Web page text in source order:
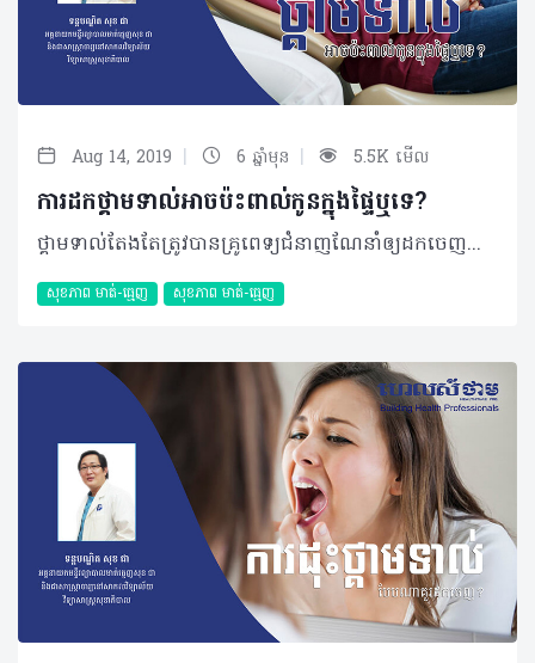
Aug 14, 2019 | 6 ឆ្នាំមុន | 5.5K មើល
ការដកថ្គាមទាល់អាចប៉ះពាល់កូនក្នុងផ្ទៃឬទេ?
ថ្គាមទាល់តែងតែត្រូវបានគ្រូពេទ្យជំនាញណែនាំឲ្យដកចេញជាដាច់ខាត ទោះបីជាមិនឈឺ ឬមានអាការៈឈឺចាប់យ៉ាងណាក៏ដោយ ប៉ុន្តែប្រសិនបើអ្នកកំពុងមានផ្ទៃពោះ ហើយកំពុងមានការឈឺចាប់ខ្លាំងវិញនោះ តើអ្នកគួរដកចេញដែរឬទេ? សំណួរ៖ ខ្ញុំមានអាយុ ២៥ឆ្នាំ ភេទស្រី អំឡុងពេលនេះខ្ញុំកំពុងមានផ្ទៃពោះប្រាំពីរខែហើយខ្ញុំឈឺថ្គាមទាល់ខ្លាំងណាស់។​ តើខ្ញុំអាចធ្វើការដកថ្គាមនេះចេញបានទេ? តើវាអាចប៉ះពាល់ដល់កូនក្នុងផ្ទៃទេ? ចម្លើយ៖ ក្នុងករណីដែលប្អូនឈឺថ្គាមទាល់ខ្លាំង ក្នុងអំឡុងពេលមានផ្ទៃពោះប្រាំពីរខែប្អូនគួរតែមកពិនិត្យ និងពិគ្រោះយោបល់ជាមួយទន្តបណ្ឌិតជំនាញ ព្រោះក្នុងករណីខ្លះទន្តបណ្ឌិតអាចមិនធ្វើការវះកាត់ភ្លាមៗនោះទេ ប៉ុន្តែទន្តបណ្ឌិតនឹងមានវិធីបន្ថយការឈឺចាប់ហើយរង់ចាំសម្រាលរួចរាល់ជាមុនសិនព្រោះថា ៣ខែដំបូងនៃការមានផ្ទៃពោះ ឬត្រីមាសដំបូងគឺជាដំណាក់កាលសំខាន់នៃការលូតលាស់របស់គភ៌។ យើងមិនអាចផ្តល់ដំបូន្មានក្នុងការដកធ្មេញក្នុងអំឡុងពេលនេះឡើយ ព្រោះឱសថមួយចំនួនធ្វើការរារាំងដល់ការលូតលាស់របស់ទារក។ រយៈពេលដែលមានសុវត្ថិភាពបំផុតសម្រាប់ការដកធ្មេញគឺត្រីមាសទី ២ចាប់ពី ៤ទៅ៦ខែ ព្រោះនេះគឺជាដំណាក់កាលដែលទារកកំពុងលូតលាស់ ដូច្នេះប្រសិនបើមានការចាំបាច់ក្នុងការដកធ្មេញថ្គាមទាល់ក្នុងអំឡុងពេលនេះគឺ មិនមានការប៉ះពាល់ដល់ទារកក្នុងផ្ទៃពោះនោះទេ។ ក៏ប៉ុន្តែចាប់ពីខែទី៧ ដល់ពេលសម្រាលគឺត្រីមាសទី៣ ជាដំណាក់កាលគ្រោះថ្នាក់កើនឡើងក្នុងការវះកាត់ធ្មេញ។ ដំណាក់កាលនេះគឺមិនអាចធ្វើការវះកាត់នោះទេដោយសារម្តាយដែលមានផ្ទៃពោះមិនអាចអង្គុយ ឬគេងក្នុងទីតាំងដែលត្រូវបានតម្រូវ។ ការព្យាបាលអាចបណ្តាលឲ្យមានគ្រោះថ្នាក់ធ្ងន់ធ្ងរដល់ម្តាយ និងទារកដោយសារការរាំងស្ទះចរន្តឈាមទៅកាន់បេះដូងព្រោះតែទម្ងន់ធ្ងន់សង្កត់ទៅលើសរសៃឈាម។ ទន្តបណ្ឌិតភាគច្រើននឹងមិនធ្វើការវះកាត់ក្នុងអំឡុងពេលនេះទេគឺរង់ចាំការសម្រាលរួចជាមុនសិន។ ករណីចាំបាច់បំផុតការដកធ្មេញថ្គាមទាល់អាចធ្វើទៅបានដោយមិនមានប៉ះពាល់ដល់ទារកក្នុងផ្ទៃទេ ប៉ុន្តែរយៈពេលនៃការវះកាត់ត្រូវធ្វើឲ្យបានលឿនតាមដែលអាចធ្វើទៅបាន ហើយទីតាំងក្នុងការអង្គុយ ឬគេងត្រូវធានាថាមិនប៉ះពាល់។ បកស្រាយដោយ៖ ទន្តបណ្ឌិត សុខ ជា អគ្គនាយកមន្ទីរព្យាបាលមាត់ធ្មេញសុខ ជា និងជាសាស្រ្តាចារ្យនៅសាកលវិទ្យាល័យវិទ្យាសាស្រ្តសុខាភិបាល 2019 រក្សាសិទ្ធិគ្រប់យ៉ាង​ដោយ Healthtime Corporation ចំពោះគ្រប់អត្ថបទដោយគ្មានផ្នែកណាមួយត្រូវបោះពុម្ពផ្សាយចូលប្រព័ន្ធអុីនធឺណែតឧបករណ៍អេឡិចត្រូនិកអាត់ជាសំឡេងឬថតចំលងគ្រប់រូបភាពដោយគ្មានការអនុញ្ញាតឡើយ
សុខភាព​​ មាត់-ធ្មេញ សុខភាព​​ មាត់-ធ្មេញ